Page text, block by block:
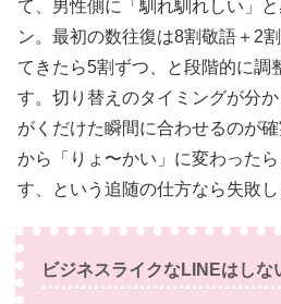
て、男性側に「馴れ馴れしい」
ン。最初の数往復は8割敬語＋2
てきたら5割ずつ、と段階的に調
す。切り替えのタイミングが分
がくだけた瞬間に合わせるのが
から「りょ〜かい」に変わった
す、という追随の仕方なら失敗し
ビジネスライクなLINEはしな